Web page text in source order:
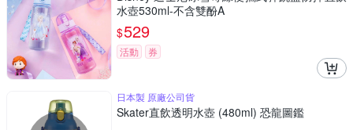
水壺530ml-不含雙酚A
$529
活動 券
日本製 原廠公司貨
Skater直飲透明水壺 (480ml) 恐龍圖鑑